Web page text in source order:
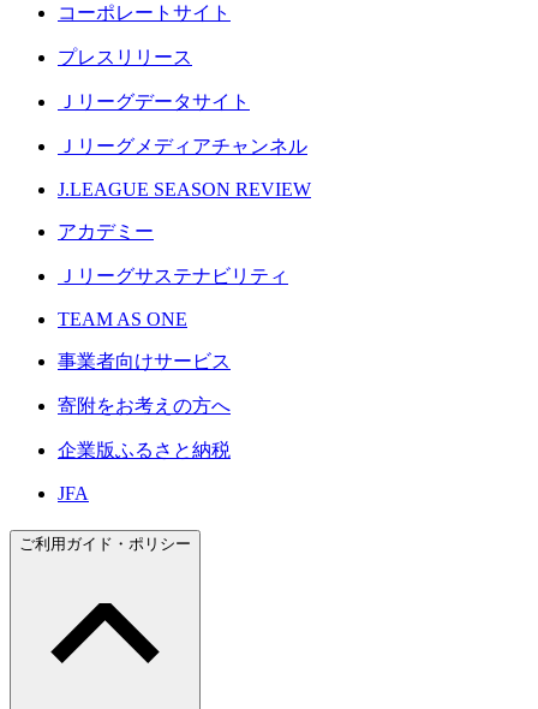
コーポレートサイト
プレスリリース
Ｊリーグデータサイト
Ｊリーグメディアチャンネル
J.LEAGUE SEASON REVIEW
アカデミー
Ｊリーグサステナビリティ
TEAM AS ONE
事業者向けサービス
寄附をお考えの方へ
企業版ふるさと納税
JFA
ご利用ガイド・ポリシー